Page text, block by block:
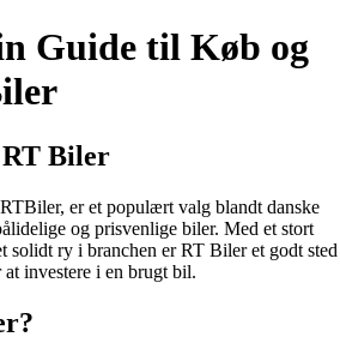
Guide til Køb og
Biler
er et populært valg blandt danske
og prisvenlige biler. Med et stort
solidt ry i branchen er RT Biler et godt sted
investere i en brugt bil.